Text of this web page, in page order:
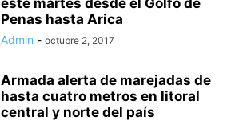
este martes desde el Golfo de
Penas hasta Arica
Admin - octubre 2, 2017
Armada alerta de marejadas de
hasta cuatro metros en litoral
central y norte del país